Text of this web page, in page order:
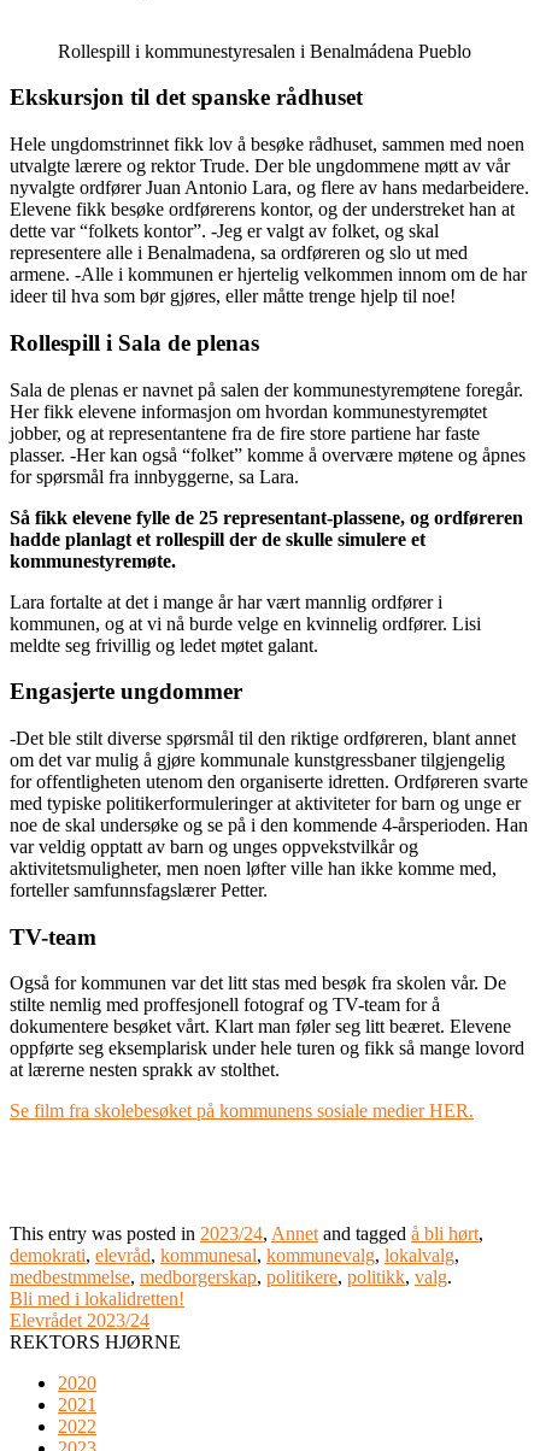
Rollespill i kommunestyresalen i Benalmádena Pueblo
Ekskursjon til det spanske rådhuset
Hele ungdomstrinnet fikk lov å besøke rådhuset, sammen med noen
utvalgte lærere og rektor Trude. Der ble ungdommene møtt av vår
nyvalgte ordfører Juan Antonio Lara, og flere av hans medarbeidere.
Elevene fikk besøke ordførerens kontor, og der understreket han at
dette var “folkets kontor”. -Jeg er valgt av folket, og skal
representere alle i Benalmadena, sa ordføreren og slo ut med
armene. -Alle i kommunen er hjertelig velkommen innom om de har
ideer til hva som bør gjøres, eller måtte trenge hjelp til noe!
Rollespill i Sala de plenas
Sala de plenas er navnet på salen der kommunestyremøtene foregår.
Her fikk elevene informasjon om hvordan kommunestyremøtet
jobber, og at representantene fra de fire store partiene har faste
plasser. -Her kan også “folket” komme å overvære møtene og åpnes
for spørsmål fra innbyggerne, sa Lara.
Så fikk elevene fylle de 25 representant-plassene, og ordføreren
hadde planlagt et rollespill der de skulle simulere et
kommunestyremøte.
Lara fortalte at det i mange år har vært mannlig ordfører i
kommunen, og at vi nå burde velge en kvinnelig ordfører. Lisi
meldte seg frivillig og ledet møtet galant.
Engasjerte ungdommer
-Det ble stilt diverse spørsmål til den riktige ordføreren, blant annet
om det var mulig å gjøre kommunale kunstgressbaner tilgjengelig
for offentligheten utenom den organiserte idretten. Ordføreren svarte
med typiske politikerformuleringer at aktiviteter for barn og unge er
noe de skal undersøke og se på i den kommende 4-årsperioden. Han
var veldig opptatt av barn og unges oppvekstvilkår og
aktivitetsmuligheter, men noen løfter ville han ikke komme med,
forteller samfunnsfagslærer Petter.
TV-team
Også for kommunen var det litt stas med besøk fra skolen vår. De
stilte nemlig med proffesjonell fotograf og TV-team for å
dokumentere besøket vårt. Klart man føler seg litt beæret. Elevene
oppførte seg eksemplarisk under hele turen og fikk så mange lovord
at lærerne nesten sprakk av stolthet.
Se film fra skolebesøket på kommunens sosiale medier HER.
This entry was posted in 2023/24, Annetand tagged å bli hørt,
demokrati, elevråd, kommunesal, kommunevalg, lokalvalg,
medbestmmelse, medborgerskap, politikere, politikk, valg.
Bli med i lokalidretten!
Elevrådet 2023/24
REKTORS HJØRNE
2020
2021
2022